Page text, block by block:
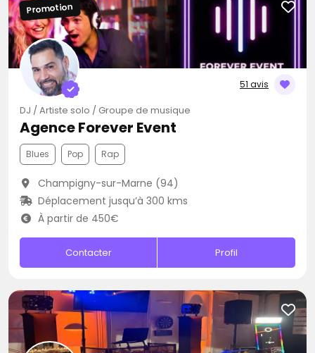
51 avis
Promotion
DJ / Artiste solo / Groupe de musique
Agence Forever Event
Blues Pop Rap
Champigny-sur-Marne (94)
Déplacement jusqu’à 300 kms
À partir de 450€
Contacter Profil